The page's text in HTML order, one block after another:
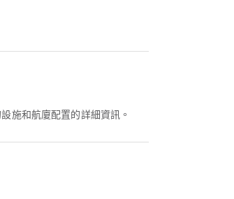
施和航廈配置的詳細資訊。